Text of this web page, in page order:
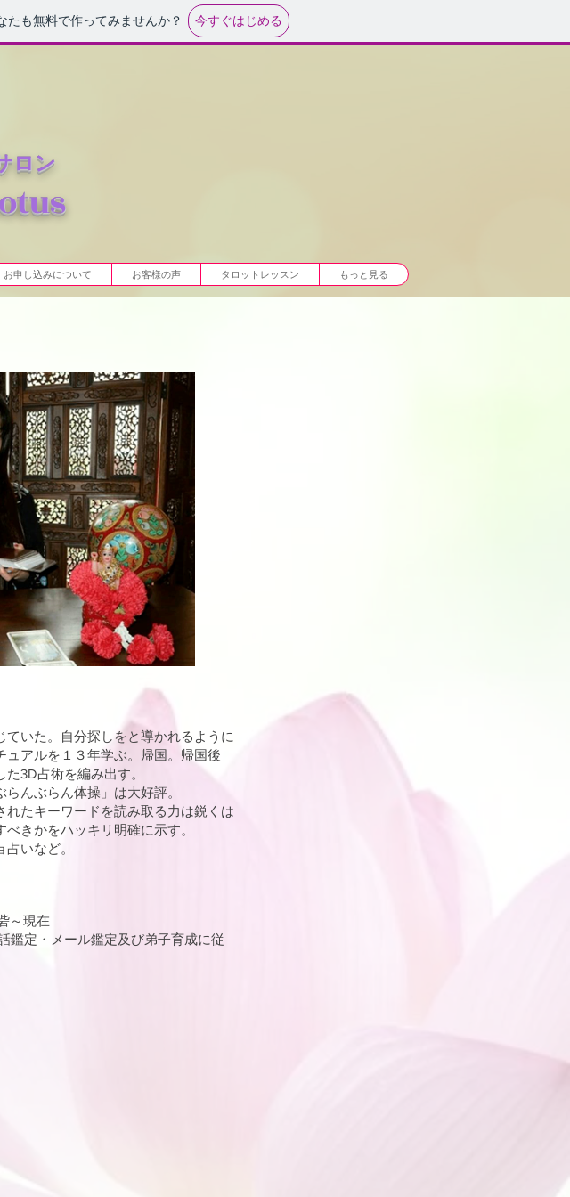
たも無料で作ってみませんか？ 今すぐはじめる
ロン
お申し込みについて お客様の声 タロットレッスン もっと見る
いた。自分探しをと導かれるように
ュアルを１３年学ぶ。帰国。帰国後
3D占術を編み出す。
んぶらん体操」は大好評。
たキーワードを読み取る力は鋭くは
きかをハッキリ明確に示す。
いなど。
～現在
鑑定・メール鑑定及び弟子育成に従